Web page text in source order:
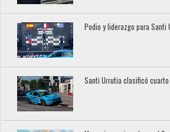
Podio y liderazgo para Santi
Santi Urrutia clasificó